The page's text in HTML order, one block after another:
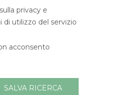
privacy e
di utilizzo del servizio
acconsento
SALVA RICERCA